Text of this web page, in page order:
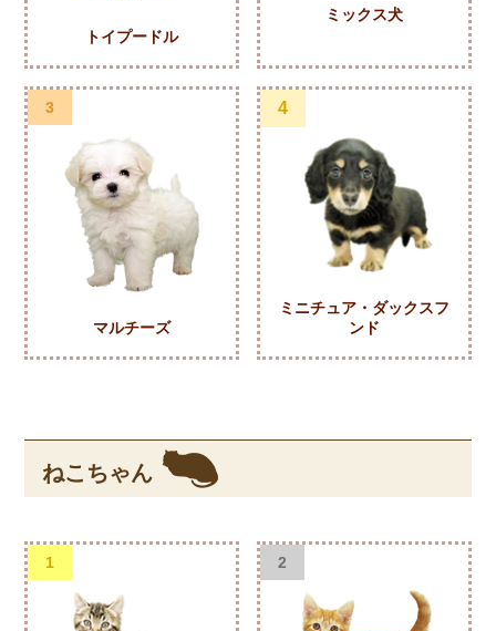
トイプードル
ミックス犬
3
マルチーズ
4
ミニチュア・ダックスフ
ンド
ねこちゃん
1 2